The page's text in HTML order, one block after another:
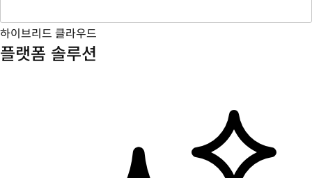
하이브리드 클라우드
플랫폼 솔루션